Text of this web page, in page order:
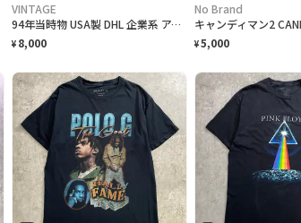
VINTAGE
94年当時物 USA製 DHL 企業系 アート プリントTシャツ メンズXL アメリカ製 アートT アドバタイジング 古着 白色
¥ 8,000
No Brand
¥5,000